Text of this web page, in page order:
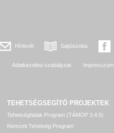
Hírlevél Sajtószoba
Adatkezelési szabályzat Impresszum
TEHETSÉGSEGÍTŐ PROJEKTEK
Tehetséghidak Program (TÁMOP 3.4.5)
Nemzeti Tehetség Program